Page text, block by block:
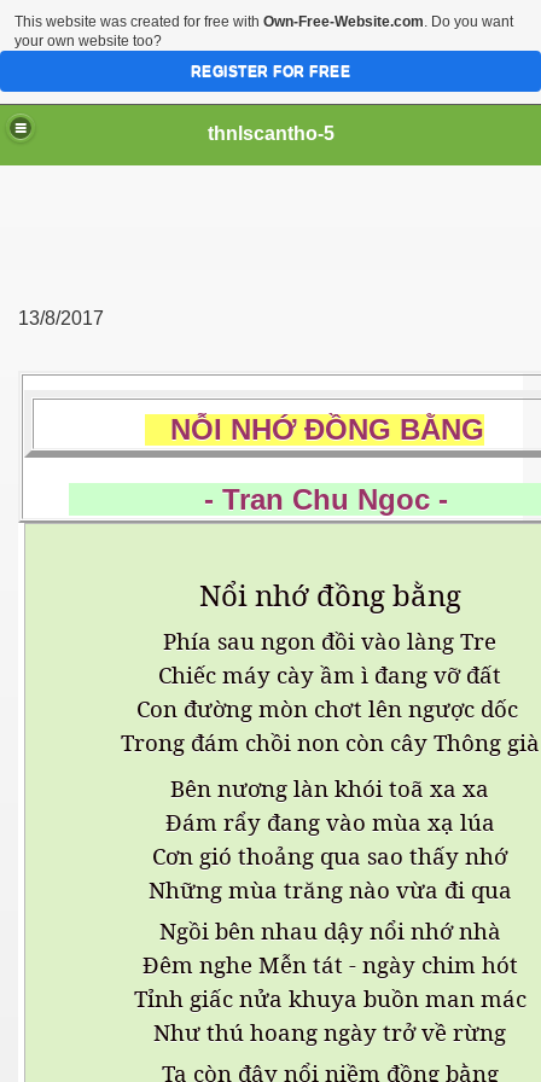
thnlscantho-5
13/8/2017
NỖI NHỚ ĐỒNG BẰNG
- Tran Chu
Nổi nhớ đồng bằng
Phía sau ngon đồi vào làng Tre
Chiếc máy cày ầm ì đang vỡ đất
Con đường mòn chơt lên ngược dốc
Trong đám chồi non còn cây Thông già
Bên nương làn khói toã xa xa
Đám rẩy đang vào mùa xạ lúa
Cơn gió thoảng qua sao thấy nhớ
Những mùa trăng nào vừa đi qua
Ngồi bên nhau dậy nổi nhớ nhà
Đêm nghe Mễn tát - ngày chim hót
Tỉnh giấc nửa khuya buồn man mác
Như thú hoang ngày trở về rừng
Ta còn đây nổi niềm đồng bằng
This website was created for free with Own-Free-Website.com. Do you want
your own website too?
REGISTER FOR FREE